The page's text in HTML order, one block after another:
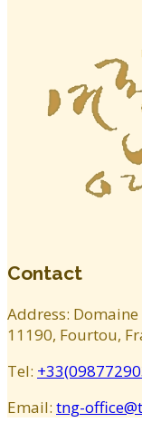
Contact
Address:
11190, Fourtou,
Tel:
Email: tng-